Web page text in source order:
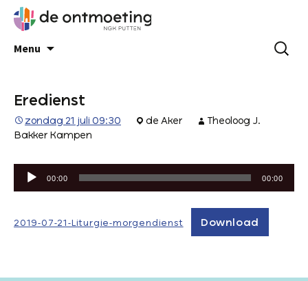
Menu
Eredienst
zondag 21 juli 09:30 de Aker
Theoloog J.
Bakker Kampen
Audiospeler
00:00 00:00
2019-07-21-Liturgie-morgendienst Download